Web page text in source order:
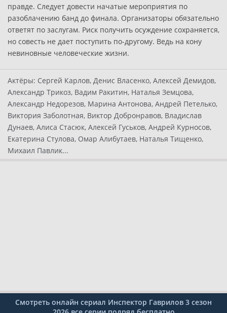
правде. Следует довести начатые мероприятия по
разоблачению банд до финала. Организаторы обязательно
ответят по заслугам. Риск получить осуждение сохраняется,
но совесть не дает поступить по-другому. Ведь на кону
невиновные человеческие жизни.
Актёры: Сергей Карлов, Денис Власенко, Алексей Демидов,
Александр Трикоз, Вадим Ракитин, Наталья Земцова,
Александр Недорезов, Марина Антонова, Андрей Петелько,
Виктория Заболотная, Виктор Добронравов, Владислав
Дунаев, Алиса Стасюк, Алексей Гуськов, Андрей Курносов,
Екатерина Стулова, Омар Алибутаев, Наталья Тищенко,
Михаил Павлик...
Смотреть онлайн сериал Инспектор Гаврилов 3 сезон